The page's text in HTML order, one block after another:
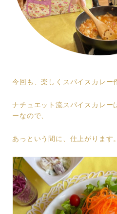
今回も、楽しくスパイスカレー
ナチュエット流スパイスカレー
ーなので、
あっという間に、仕上がります。